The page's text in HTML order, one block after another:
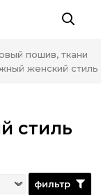
пошив, ткани
женский стиль
стиль
фильтр